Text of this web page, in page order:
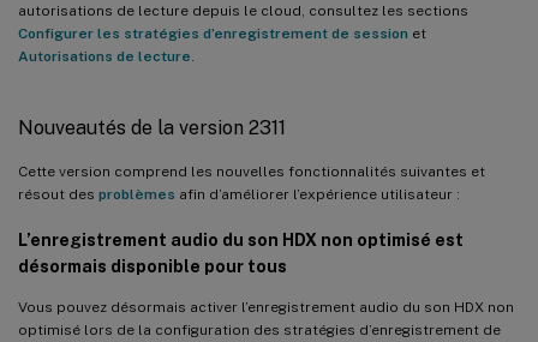
autorisations de lecture depuis le cloud, consultez les sections
Configurer les stratégies d’enregistrement de session et
Autorisations de lecture
Nouveautés de la version 2311
Cette version comprend les nouvelles fonctionnalités suivantes et
résout des problèmes afin d’améliorer l’expérience utilisateur :
L’enregistrement audio du son HDX non optimisé est
désormais disponible pour tous
Vous pouvez désormais activer l’enregistrement audio du son HDX non
optimisé lors de la configuration des stratégies d’enregistrement de
Amélioration des performances du lecteur Web
Nouveautés dans la version 2206
Prise en charge d’actions de réponse aux événements
Nouveautés dans la version 2204
Surveillance des événements de fenêtre contextuelle
Réponses configurables pour des types d’événements
supplémentaires